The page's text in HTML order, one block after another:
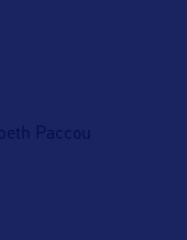
Paccou